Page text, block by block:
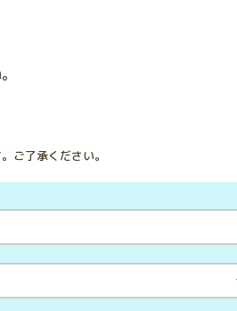
ご了承ください。